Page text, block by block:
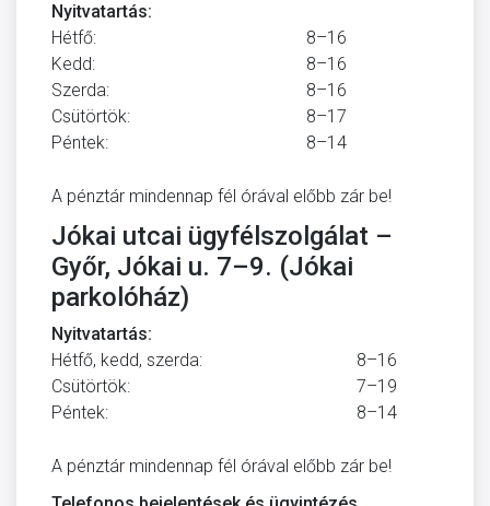
Nyitvatartás:
Hétfő:
8–16
Kedd:
8–16
Szerda:
8–16
Csütörtök:
8–17
Péntek:
8–14
A pénztár mindennap fél órával előbb zár be!
Jókai utcai ügyfélszolgálat –
Győr, Jókai u. 7–9. (Jókai
parkolóház)
Nyitvatartás:
Hétfő, kedd, szerda:
8–16
Csütörtök:
7–19
Péntek:
8–14
A pénztár mindennap fél órával előbb zár be!